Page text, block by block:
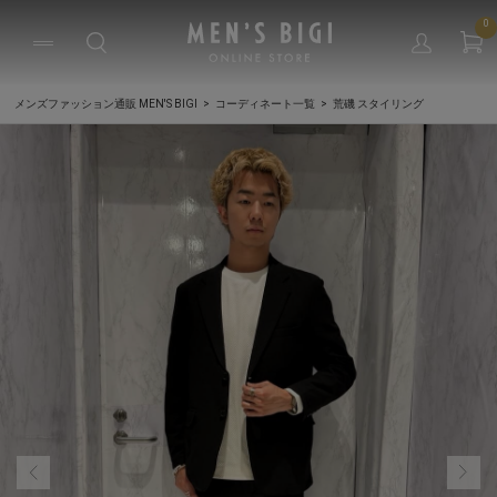
0
メンズファッション通販 MEN'S BIGI コーディネート一覧 荒磯 スタイリング